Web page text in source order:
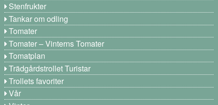
Stenfrukter
Tankar om odling
Tomater
Tomater – Vinterns Tomater
Tomatplan
Trädgårdstrollet Turistar
Trollets favoriter
Vår